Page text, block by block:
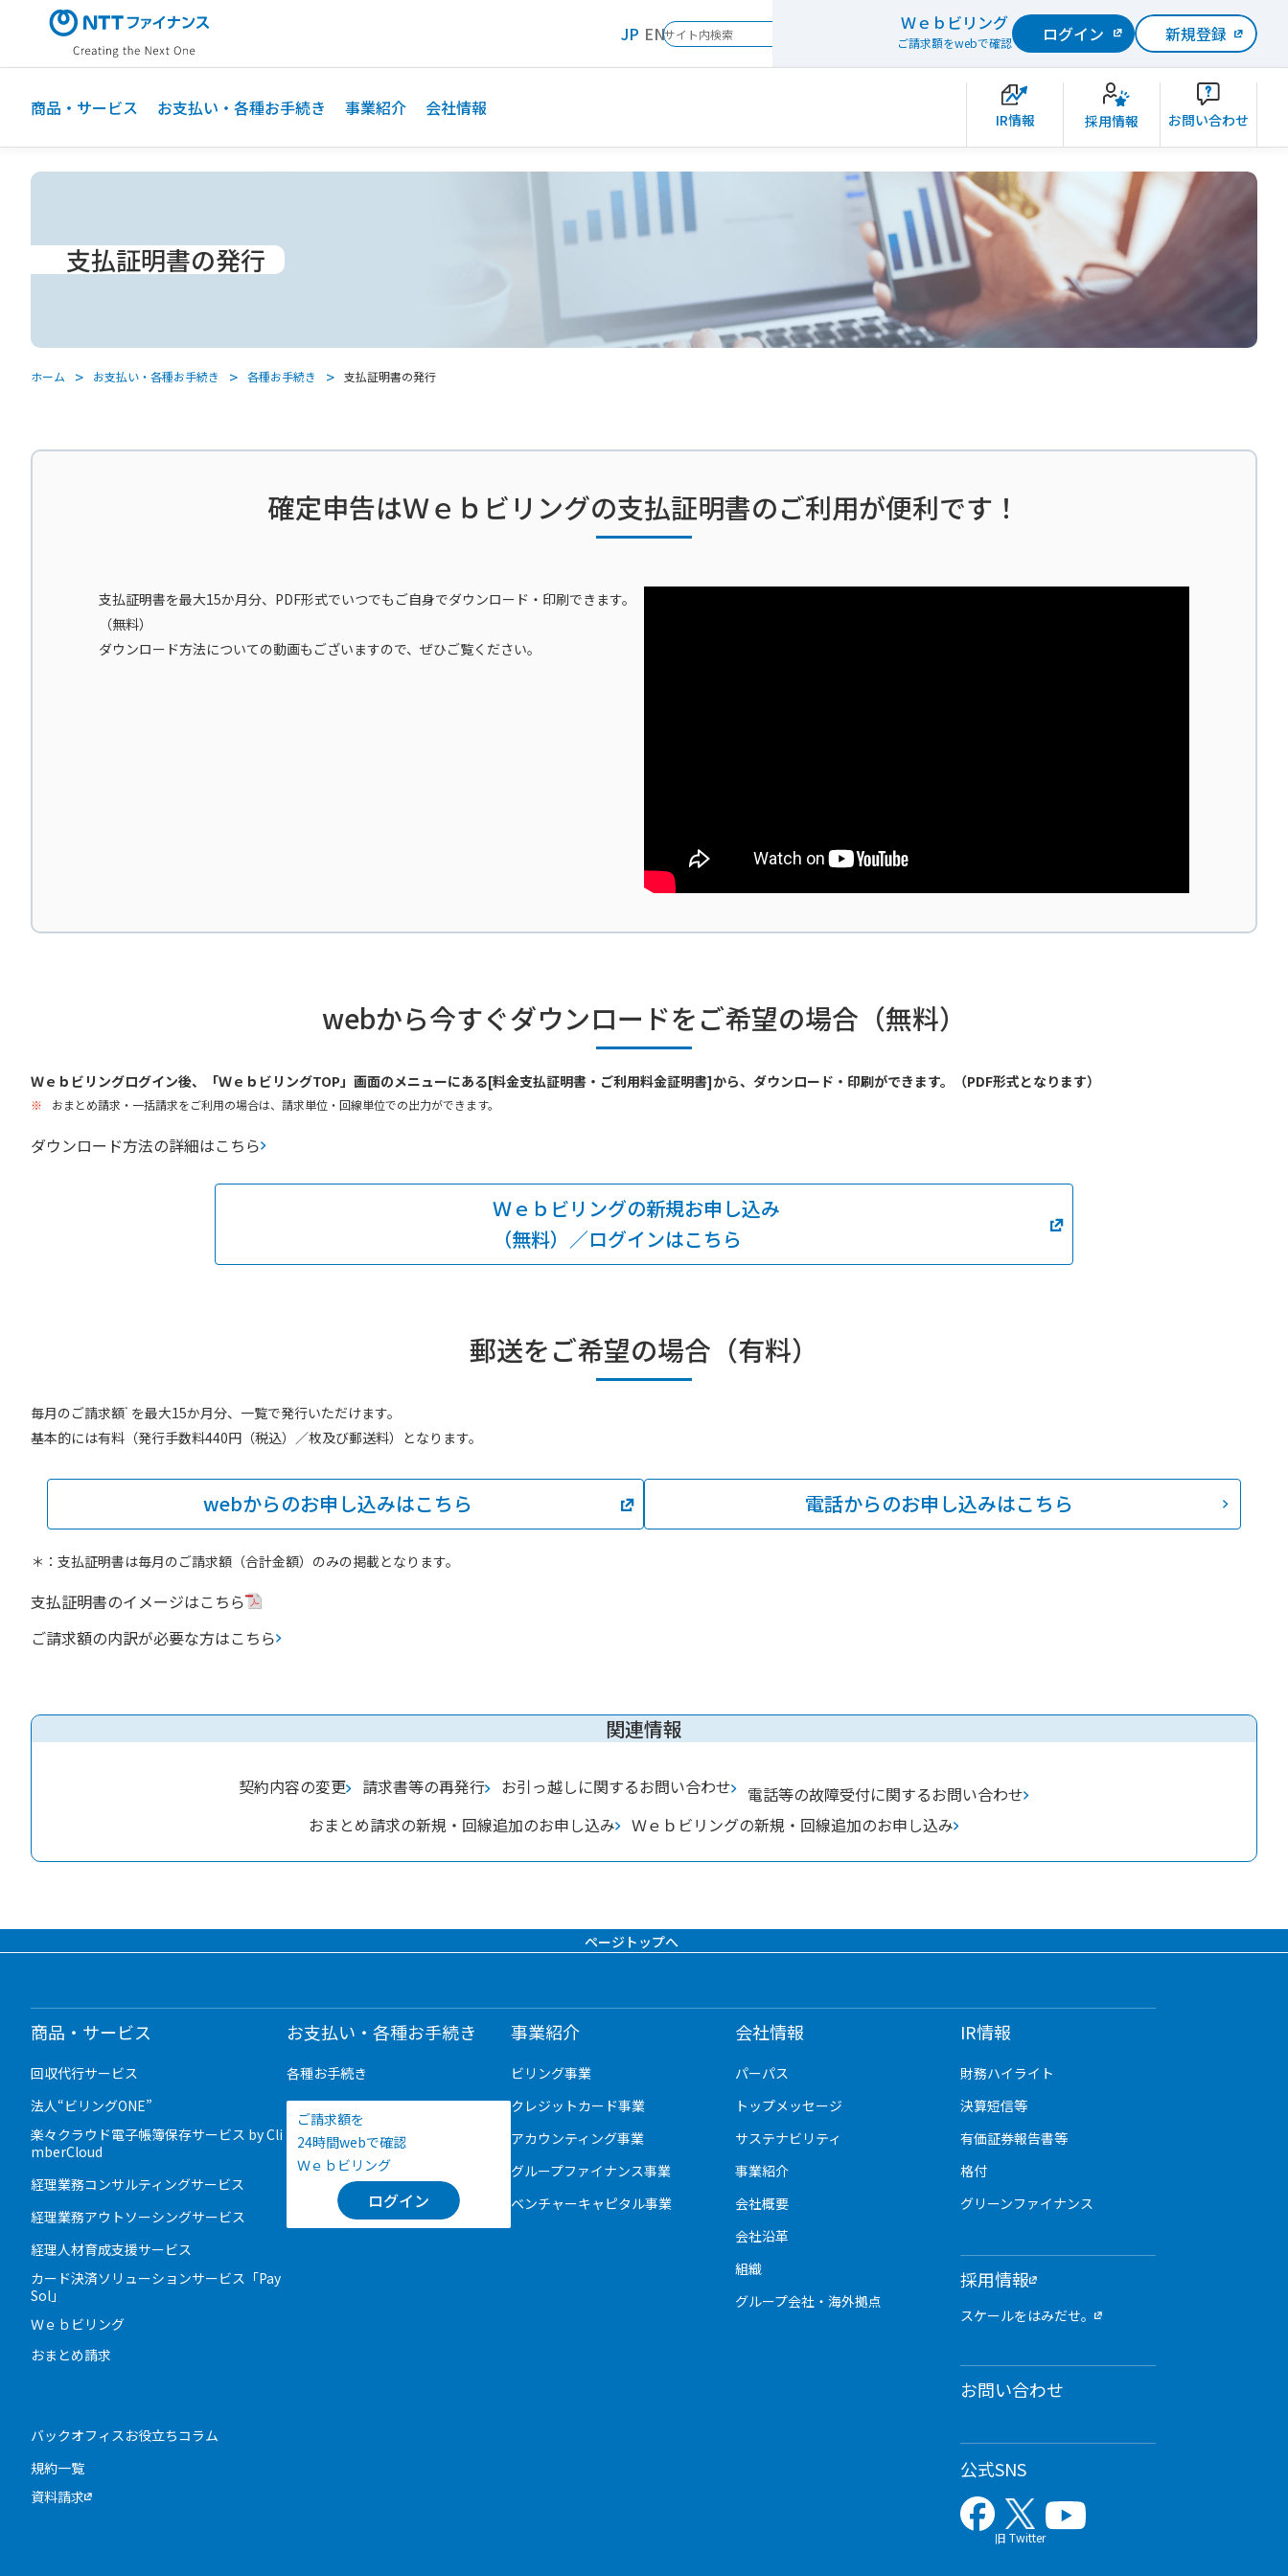
ン
JP EN Ｗｅｂビリング
ご請求額をwebで確認 ログイン 新規登録
商品・サービス お支払い・各種お手続き 事業紹介 会社情報
IR情報 採用情報 お問い合わせ
支払証明書の発行
ホーム お支払い・各種お手続き 各種お手続き 支払証明書の発行
確定申告はＷｅｂビリングの支払証明書のご利用が便利です！
支払証明書を最大15か月分、PDF形式でいつでもご自身でダウンロード・印刷できます。
（無料）
ダウンロード方法についての動画もございますので、ぜひご覧ください。
webから今すぐダウンロードをご希望の場合（無料）
Ｗｅｂビリングログイン後、「ＷｅｂビリングTOP」画面のメニューにある[料金支払証明書・ご利用料金証明書]から、ダウンロード・印刷ができます。（PDF形式となります）
※ おまとめ請求・一括請求をご利用の場合は、請求単位・回線単位での出力ができます。
ダウンロード方法の詳細はこちら
Ｗｅｂビリングの新規お申し込み
（無料）／ログインはこちら
郵送をご希望の場合（有料）
毎月のご請求額* を最大15か月分、一覧で発行いただけます。
基本的には有料（発行手数料440円（税込）／枚及び郵送料）となります。
webからのお申し込みはこちら 電話からのお申し込みはこちら
＊：支払証明書は毎月のご請求額（合計金額）のみの掲載となります。
支払証明書のイメージはこちら
ご請求額の内訳が必要な方はこちら
関連情報
契約内容の変更 請求書等の再発行 お引っ越しに関するお問い合わせ
電話等の故障受付に関するお問い合わせ
おまとめ請求の新規・回線追加のお申し込み
Ｗｅｂビリングの新規・回線追加のお申し込み
ページトップへ
商品・サービス
回収代行サービス
法人“ビリングONE”
楽々クラウド電子帳簿保存サービス by Cli
mberCloud
経理業務コンサルティングサービス
経理業務アウトソーシングサービス
経理人材育成支援サービス
カード決済ソリューションサービス「Pay
Sol」
Ｗｅｂビリング
おまとめ請求
バックオフィスお役立ちコラム
規約一覧
資料請求
お支払い・各種お手続き
各種お手続き
ご請求額を
24時間webで確認
Ｗｅｂビリング
ログイン
事業紹介
ビリング事業
クレジットカード事業
アカウンティング事業
グループファイナンス事業
ベンチャーキャピタル事業
会社情報
パーパス
トップメッセージ
サステナビリティ
事業紹介
会社概要
会社沿革
組織
グループ会社・海外拠点
IR情報
財務ハイライト
決算短信等
有価証券報告書等
格付
グリーンファイナンス
採用情報
スケールをはみだせ。
お問い合わせ
公式SNS
旧 Twitter